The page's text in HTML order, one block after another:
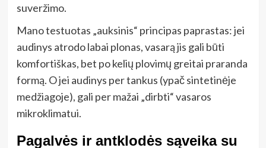
suveržimo.
Mano testuotas „auksinis“ principas paprastas: jei
audinys atrodo labai plonas, vasarą jis gali būti
komfortiškas, bet po kelių plovimų greitai praranda
formą. O jei audinys per tankus (ypač sintetinėje
medžiagoje), gali per mažai „dirbti“ vasaros
mikroklimatui.
Pagalvės ir antklodės sąveika su